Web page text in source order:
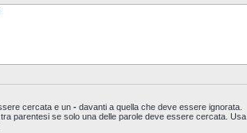
cercata e un - davanti a quella che deve essere ignorata.
tra parentesi se solo una delle parole deve essere cercata. Usa